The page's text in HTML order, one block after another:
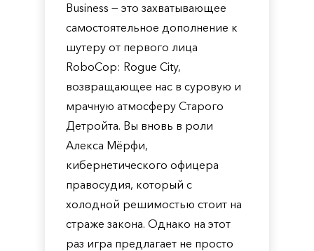
Business — это захватывающее
самостоятельное дополнение к
шутеру от первого лица
RoboCop: Rogue City,
возвращающее нас в суровую и
мрачную атмосферу Старого
Детройта. Вы вновь в роли
Алекса Мёрфи,
кибернетического офицера
правосудия, который с
холодной решимостью стоит на
страже закона. Однако на этот
раз игра предлагает не просто